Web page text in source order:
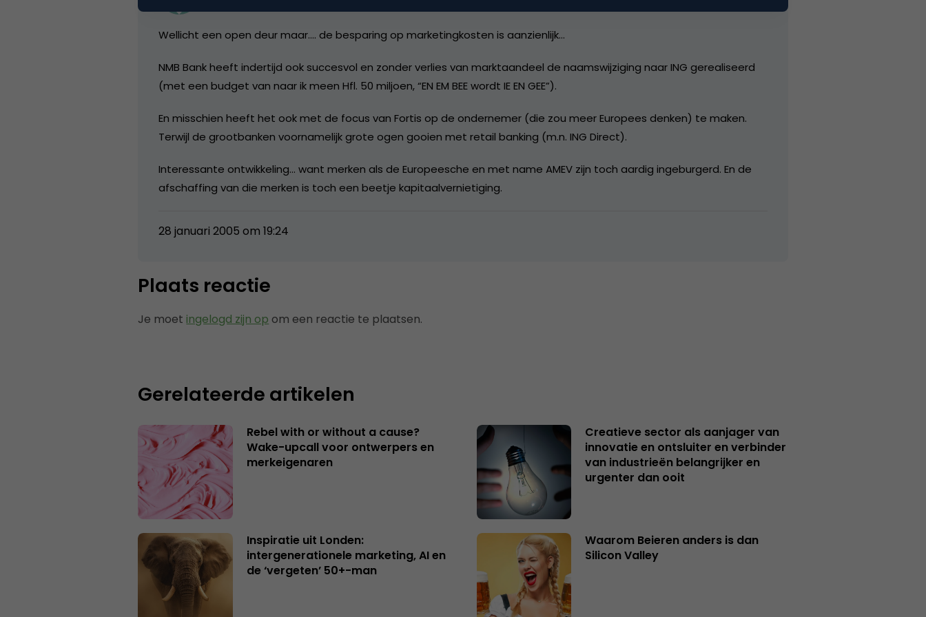
Wellicht een open deur maar…. de besparing op marketingkosten is aanzienlijk…
NMB Bank heeft indertijd ook succesvol en zonder verlies van marktaandeel de naamswijziging naar ING gerealiseerd
(met een budget van naar ik meen Hfl. 50 miljoen, “EN EM BEE wordt IE EN GEE”).
En misschien heeft het ook met de focus van Fortis op de ondernemer (die zou meer Europees denken) te maken.
Terwijl de grootbanken voornamelijk grote ogen gooien met retail banking (m.n. ING Direct).
Interessante ontwikkeling… want merken als de Europeesche en met name AMEV zijn toch aardig ingeburgerd. En de
afschaffing van die merken is toch een beetje kapitaalvernietiging.
28 januari 2005 om 19:24
Plaats reactie
Je moet ingelogd zijn op om een reactie te plaatsen.
Gerelateerde artikelen
Rebel with or without a cause?
Wake-upcall voor ontwerpers en
merkeigenaren
Creatieve sector als aanjager van
innovatie en ontsluiter en verbinder
van industrieën belangrijker en
urgenter dan ooit
Inspiratie uit Londen:
intergenerationele marketing, AI en
de ‘vergeten’ 50+-man
Waarom Beieren anders is dan
Silicon Valley